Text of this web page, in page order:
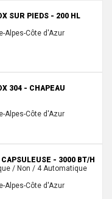
SUR PIEDS - 200 HL
Alpes-Côte d'Azur
HL
304 - CHAPEAU
Alpes-Côte d'Azur
- 3000 BT/H
/ Non / 4Automatique
Alpes-Côte d'Azur